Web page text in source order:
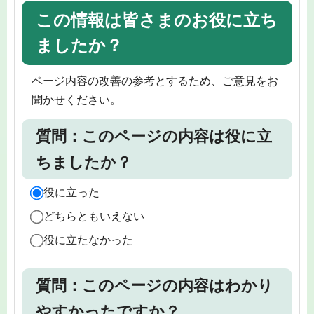
この情報は皆さまのお役に立ち
ましたか？
ページ内容の改善の参考とするため、ご意見をお
聞かせください。
質問：このページの内容は役に立
ちましたか？
役に立った
どちらともいえない
役に立たなかった
質問：このページの内容はわかり